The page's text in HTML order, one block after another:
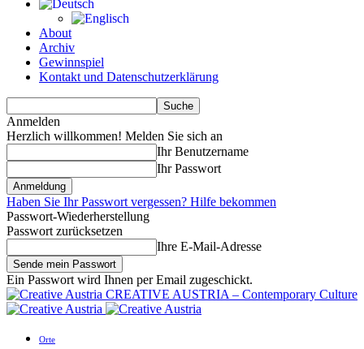
About
Archiv
Gewinnspiel
Kontakt und Datenschutzerklärung
Anmelden
Herzlich willkommen! Melden Sie sich an
Ihr Benutzername
Ihr Passwort
Haben Sie Ihr Passwort vergessen? Hilfe bekommen
Passwort-Wiederherstellung
Passwort zurücksetzen
Ihre E-Mail-Adresse
Ein Passwort wird Ihnen per Email zugeschickt.
CREATIVE AUSTRIA – Contemporary Culture
Orte